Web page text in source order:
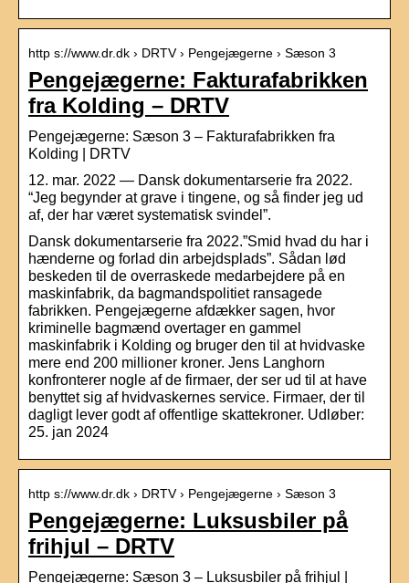
http s://www.dr.dk › DRTV › Pengejægerne › Sæson 3
Pengejægerne: Fakturafabrikken
fra Kolding – DRTV
Pengejægerne: Sæson 3 – Fakturafabrikken fra
Kolding | DRTV
12. mar. 2022 — Dansk dokumentarserie fra 2022.
“Jeg begynder at grave i tingene, og så finder jeg ud
af, der har været systematisk svindel”.
Dansk dokumentarserie fra 2022.”Smid hvad du har i
hænderne og forlad din arbejdsplads”. Sådan lød
beskeden til de overraskede medarbejdere på en
maskinfabrik, da bagmandspolitiet ransagede
fabrikken. Pengejægerne afdækker sagen, hvor
kriminelle bagmænd overtager en gammel
maskinfabrik i Kolding og bruger den til at hvidvaske
mere end 200 millioner kroner. Jens Langhorn
konfronterer nogle af de firmaer, der ser ud til at have
benyttet sig af hvidvaskernes service. Firmaer, der til
dagligt lever godt af offentlige skattekroner. Udløber:
25. jan 2024
http s://www.dr.dk › DRTV › Pengejægerne › Sæson 3
Pengejægerne: Luksusbiler på
frihjul – DRTV
Pengejægerne: Sæson 3 – Luksusbiler på frihjul |